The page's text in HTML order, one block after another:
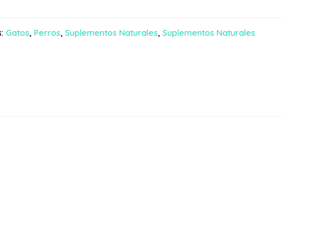
Gatos, Perros, Suplementos Naturales, Suplementos Naturales